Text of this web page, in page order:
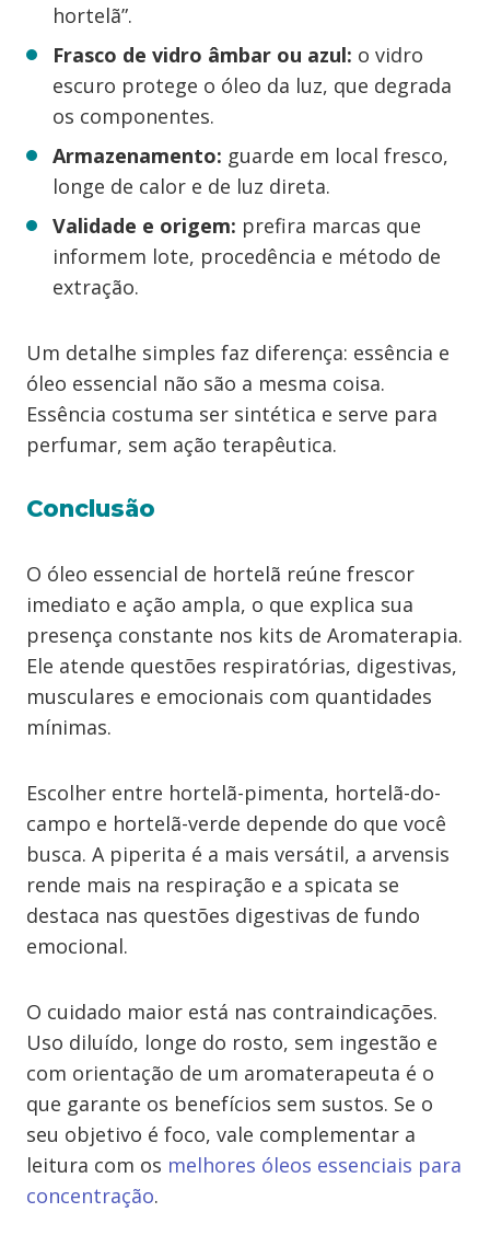
hortelã”.
Frasco de vidro âmbar ou azul: o vidro
escuro protege o óleo da luz, que degrada
os componentes.
Armazenamento: guarde em local fresco,
longe de calor e de luz direta.
Validade e origem: prefira marcas que
informem lote, procedência e método de
extração.
Um detalhe simples faz diferença: essência e
óleo essencial não são a mesma coisa.
Essência costuma ser sintética e serve para
perfumar, sem ação terapêutica.
Conclusão
O óleo essencial de hortelã reúne frescor
imediato e ação ampla, o que explica sua
presença constante nos kits de Aromaterapia.
Ele atende questões respiratórias, digestivas,
musculares e emocionais com quantidades
mínimas.
Escolher entre hortelã-pimenta, hortelã-do-
campo e hortelã-verde depende do que você
busca. A piperita é a mais versátil, a arvensis
rende mais na respiração e a spicata se
destaca nas questões digestivas de fundo
emocional.
O cuidado maior está nas contraindicações.
Uso diluído, longe do rosto, sem ingestão e
com orientação de um aromaterapeuta é o
que garante os benefícios sem sustos. Se o
seu objetivo é foco, vale complementar a
leitura com os melhores óleos essenciais para
concentração.